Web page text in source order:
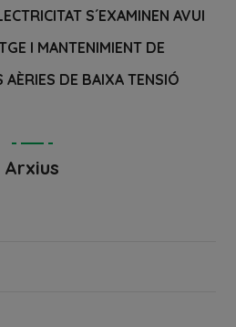
S´EXAMINEN AVUI
I MANTENIMIENT DE
AÈRIES DE BAIXA TENSIÓ
Arxius